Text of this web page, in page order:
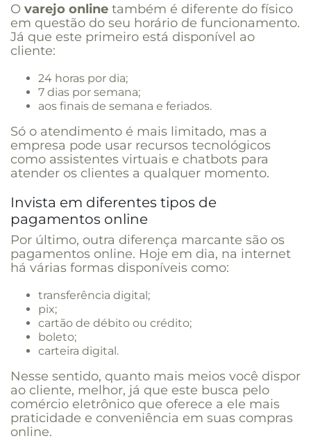
O varejo online também é diferente do físico
em questão do seu horário de funcionamento.
Já que este primeiro está disponível ao
cliente:
24 horas por dia;
7 dias por semana;
aos finais de semana e feriados.
Só o atendimento é mais limitado, mas a
empresa pode usar recursos tecnológicos
como assistentes virtuais e chatbots para
atender os clientes a qualquer momento.
Invista em diferentes tipos de
pagamentos online
Por último, outra diferença marcante são os
pagamentos online. Hoje em dia, na internet
há várias formas disponíveis como:
transferência digital;
pix;
cartão de débito ou crédito;
boleto;
carteira digital.
Nesse sentido, quanto mais meios você dispor
ao cliente, melhor, já que este busca pelo
comércio eletrônico que oferece a ele mais
praticidade e conveniência em suas compras
online.